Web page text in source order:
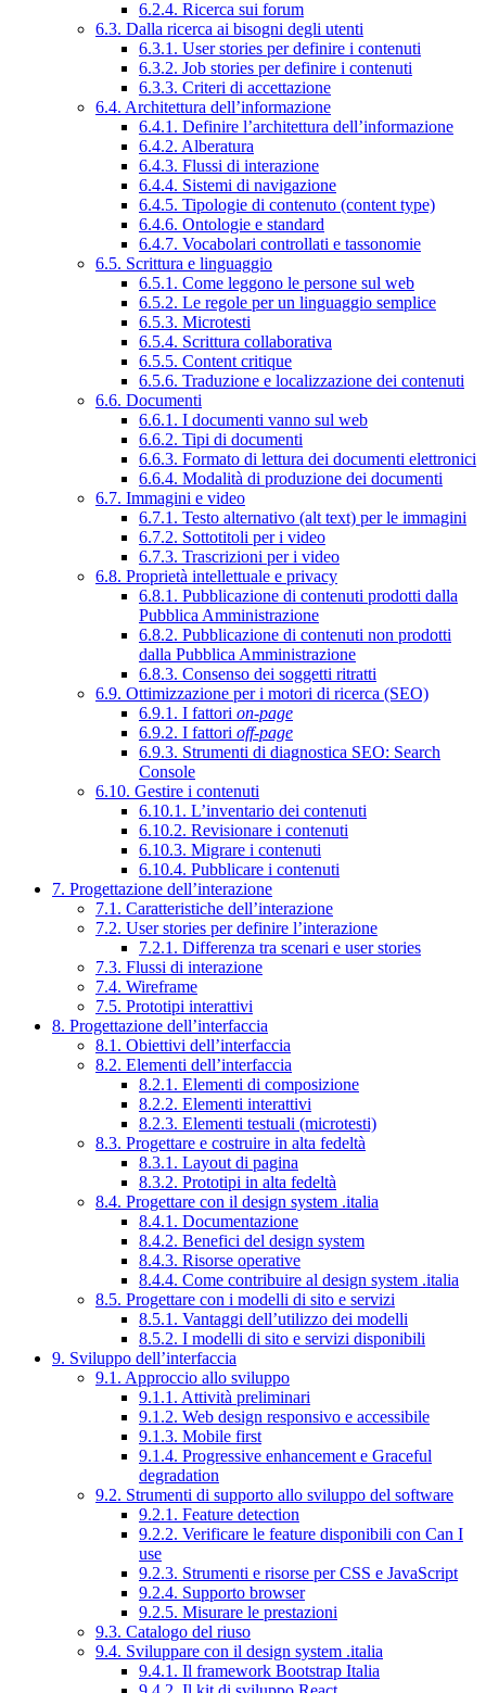
6.2.4. Ricerca sui forum
6.3. Dalla ricerca ai bisogni degli utenti
6.3.1. User stories per definire i contenuti
6.3.2. Job stories per definire i contenuti
6.3.3. Criteri di accettazione
6.4. Architettura dell’informazione
6.4.1. Definire l’architettura dell’informazione
6.4.2. Alberatura
6.4.3. Flussi di interazione
6.4.4. Sistemi di navigazione
6.4.5. Tipologie di contenuto (content type)
6.4.6. Ontologie e standard
6.4.7. Vocabolari controllati e tassonomie
6.5. Scrittura e linguaggio
6.5.1. Come leggono le persone sul web
6.5.2. Le regole per un linguaggio semplice
6.5.3. Microtesti
6.5.4. Scrittura collaborativa
6.5.5. Content critique
6.5.6. Traduzione e localizzazione dei contenuti
6.6. Documenti
6.6.1. I documenti vanno sul web
6.6.2. Tipi di documenti
6.6.3. Formato di lettura dei documenti elettronici
6.6.4. Modalità di produzione dei documenti
6.7. Immagini e video
6.7.1. Testo alternativo (alt text) per le immagini
6.7.2. Sottotitoli per i video
6.7.3. Trascrizioni per i video
6.8. Proprietà intellettuale e privacy
6.8.1. Pubblicazione di contenuti prodotti dalla
Pubblica Amministrazione
6.8.2. Pubblicazione di contenuti non prodotti
dalla Pubblica Amministrazione
6.8.3. Consenso dei soggetti ritratti
6.9. Ottimizzazione per i motori di ricerca (SEO)
6.9.1. I fattori on-page
6.9.2. I fattori off-page
6.9.3. Strumenti di diagnostica SEO: Search
Console
6.10. Gestire i contenuti
6.10.1. L’inventario dei contenuti
6.10.2. Revisionare i contenuti
6.10.3. Migrare i contenuti
6.10.4. Pubblicare i contenuti
7. Progettazione dell’interazione
7.1. Caratteristiche dell’interazione
7.2. User stories per definire l’interazione
7.2.1. Differenza tra scenari e user stories
7.3. Flussi di interazione
7.4. Wireframe
7.5. Prototipi interattivi
8. Progettazione dell’interfaccia
8.1. Obiettivi dell’interfaccia
8.2. Elementi dell’interfaccia
8.2.1. Elementi di composizione
8.2.2. Elementi interattivi
8.2.3. Elementi testuali (microtesti)
8.3. Progettare e costruire in alta fedeltà
8.3.1. Layout di pagina
8.3.2. Prototipi in alta fedeltà
8.4. Progettare con il design system .italia
8.4.1. Documentazione
8.4.2. Benefici del design system
8.4.3. Risorse operative
8.4.4. Come contribuire al design system .italia
8.5. Progettare con i modelli di sito e servizi
8.5.1. Vantaggi dell’utilizzo dei modelli
8.5.2. I modelli di sito e servizi disponibili
9. Sviluppo dell’interfaccia
9.1. Approccio allo sviluppo
9.1.1. Attività preliminari
9.1.2. Web design responsivo e accessibile
9.1.3. Mobile first
9.1.4. Progressive enhancement e Graceful
degradation
9.2. Strumenti di supporto allo sviluppo del software
9.2.1. Feature detection
9.2.2. Verificare le feature disponibili con Can I
use
9.2.3. Strumenti e risorse per CSS e JavaScript
9.2.4. Supporto browser
9.2.5. Misurare le prestazioni
9.3. Catalogo del riuso
9.4. Sviluppare con il design system .italia
9.4.1. Il framework Bootstrap Italia